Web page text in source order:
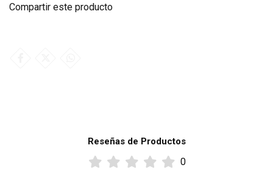
Compartir este producto
Reseñas de Productos
0